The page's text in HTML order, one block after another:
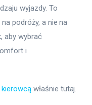
wyjazdy. To
podróży, a nie na
aby wybrać
i
właśnie tutaj.